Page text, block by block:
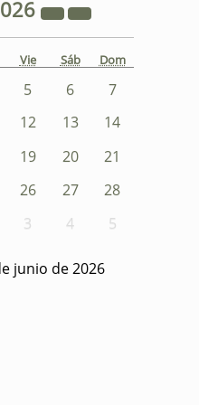
Vie Sáb Dom
5 6
7
12 13
14
19 20
21
26 27
28
3 4 5
junio de 2026